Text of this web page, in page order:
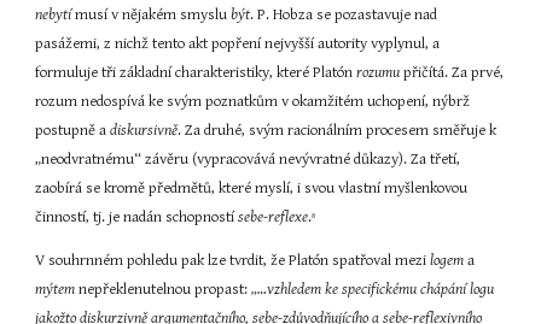
nebytí musí v nějakém smyslu být. P. Hobza se pozastavuje nad
pasážemi, z nichž tento akt popření nejvyšší autority vyplynul, a
formuluje tři základní charakteristiky, které Platón rozumu přičítá. Za prvé,
rozum nedospívá ke svým poznatkům v okamžitém uchopení, nýbrž
postupně a diskursivně. Za druhé, svým racionálním procesem směřuje k
„neodvratnému“ závěru (vypracovává nevývratné důkazy). Za třetí,
zaobírá se kromě předmětů, které myslí, i svou vlastní myšlenkovou
činností, tj. je nadán schopností sebe-reflexe.8
V souhrnném pohledu pak lze tvrdit, že Platón spatřoval mezi logem
mýtem nepřeklenutelnou propast: „…vzhledem ke specifickému chápání logu
jakožto diskurzivně argumentačního, sebe-zdůvodňujícího a sebe-reflexivního